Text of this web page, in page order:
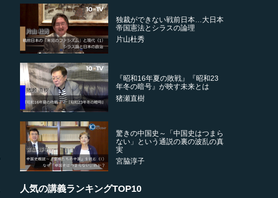
独裁ができない戦前日本…大日本
帝国憲法とシラスの論理
片山杜秀
『昭和16年夏の敗戦』『昭和23
年冬の暗号』が映す未来とは
猪瀬直樹
驚きの中国史～「中国史はつまら
ない」という通説の裏の波乱の真
実
宮脇淳子
人気の講義ランキングTOP10